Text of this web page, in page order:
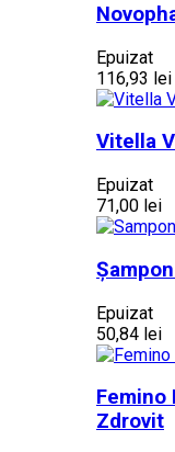
Epuizat
116,93 lei
Vitella
Epuizat
71,00 lei
Epuizat
50,84 lei
Femino
Zdrovit